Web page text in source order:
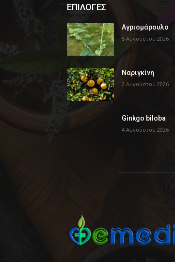
ΕΠΙΛΟΓΕΣ
Αγριομάρουλο
5 Αυγούστου 2026
Ναριγκίνη
2 Αυγούστου 2026
Ginkgo biloba
4 Αυγούστου 2026